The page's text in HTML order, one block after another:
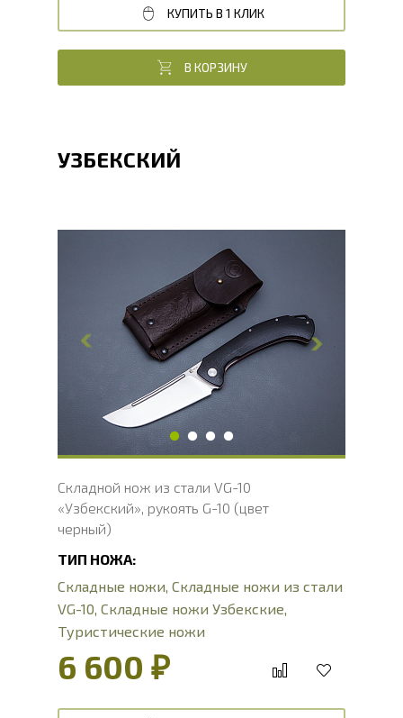
КУПИТЬ В 1 КЛИК
В КОРЗИНУ
УЗБЕКСКИЙ
Общая длина, мм
Длина клинка, мм
Ширина клинка, мм
Толщина обуха, мм
2.8
Ширина рукояти, мм
23
Длина рукояти, мм
Толщина рукояти, мм
Твердость клинка, HRC
Складной нож из стали VG-10
«Узбекский», рукоять G-10 (цвет
черный)
ТИП НОЖА:
Складные ножи, Складные ножи из стали
VG-10, Складные ножи Узбекские,
Туристические ножи
6 600 ₽